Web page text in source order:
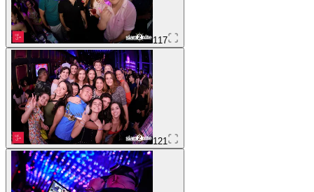
117
121